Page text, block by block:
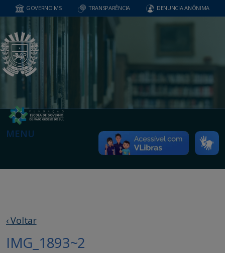
GOVERNO MS TRANSPARÊNCIA DENUNCIA ANÔNIMA
MENU
‹ Voltar
IMG_1893~2